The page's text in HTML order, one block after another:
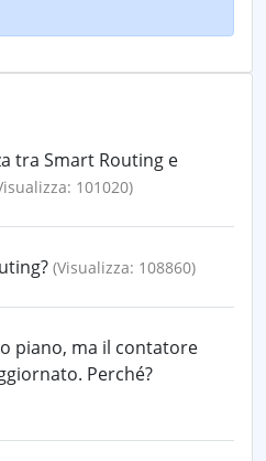
tra Smart Routing e
101020)
(Visualizza: 108860)
piano, ma il contatore
Perché?